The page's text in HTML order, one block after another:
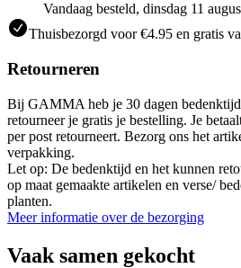
Vandaag besteld, dinsdag 11
Thuisbezorgd voor €4.95 en gratis
Retourneren
Bij GAMMA heb je 30 dagen
retourneer je gratis je bestelling. Je
per post retourneert. Bezorg ons het
verpakking.
Let op: De bedenktijd en het kunnen
op maat gemaakte artikelen en verse/
planten.
Meer informatie over de bezorging
Vaak samen gekocht